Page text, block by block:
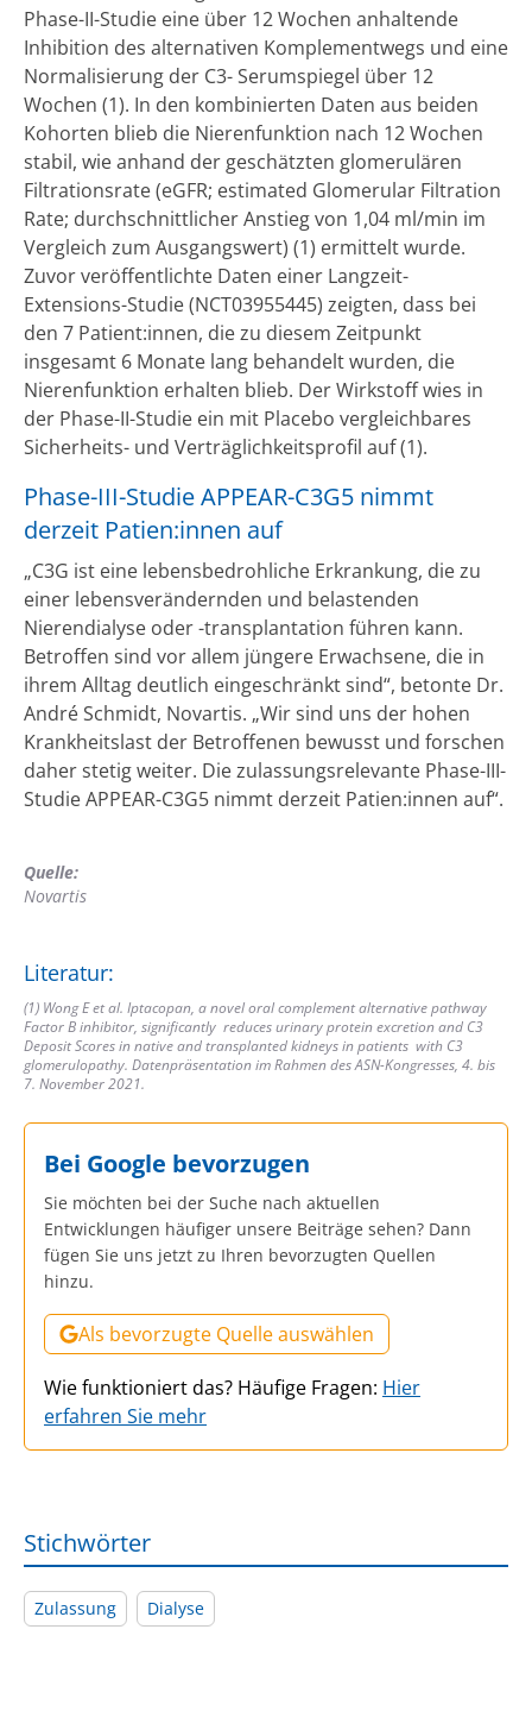
Phase-II-Studie eine über 12 Wochen anhaltende
Inhibition des alternativen Komplementwegs und eine
Normalisierung der C3- Serumspiegel über 12
Wochen (1). In den kombinierten Daten aus beiden
Kohorten blieb die Nierenfunktion nach 12 Wochen
stabil, wie anhand der geschätzten glomerulären
Filtrationsrate (eGFR; estimated Glomerular Filtration
Rate; durchschnittlicher Anstieg von 1,04 ml/min im
Vergleich zum Ausgangswert) (1) ermittelt wurde.
Zuvor veröffentlichte Daten einer Langzeit-
Extensions-Studie (NCT03955445) zeigten, dass bei
den 7 Patient:innen, die zu diesem Zeitpunkt
insgesamt 6 Monate lang behandelt wurden, die
Nierenfunktion erhalten blieb. Der Wirkstoff wies in
der Phase-II-Studie ein mit Placebo vergleichbares
Sicherheits- und Verträglichkeitsprofil auf (1).
Phase-III-Studie APPEAR-C3G5 nimmt
derzeit Patien:innen auf
„C3G ist eine lebensbedrohliche Erkrankung, die zu
einer lebensverändernden und belastenden
Nierendialyse oder -transplantation führen kann.
Betroffen sind vor allem jüngere Erwachsene, die in
ihrem Alltag deutlich eingeschränkt sind“, betonte Dr.
André Schmidt, Novartis. „Wir sind uns der hohen
Krankheitslast der Betroffenen bewusst und forschen
daher stetig weiter. Die zulassungsrelevante Phase-III-
Studie APPEAR-C3G5 nimmt derzeit Patien:innen auf“.
Quelle:
Novartis
Literatur:
(1) Wong E et al. Iptacopan, a novel oral complement alternative pathway
Factor B inhibitor, significantly reduces urinary protein excretion and C3
Deposit Scores in native and transplanted kidneys in patients with C3
glomerulopathy. Datenpräsentation im Rahmen des ASN-Kongresses, 4. bis
7. November 2021.
Bei Google bevorzugen
Sie möchten bei der Suche nach aktuellen
Entwicklungen häufiger unsere Beiträge sehen? Dann
fügen Sie uns jetzt zu Ihren bevorzugten Quellen
hinzu.
Als bevorzugte Quelle auswählen
Wie funktioniert das? Häufige Fragen: Hier
erfahren Sie mehr
Stichwörter
Zulassung Dialyse